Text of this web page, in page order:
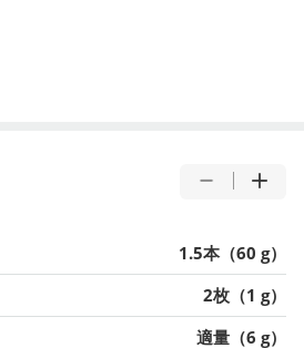
1.5本（60 g）
2枚（1 g）
適量（6 g）